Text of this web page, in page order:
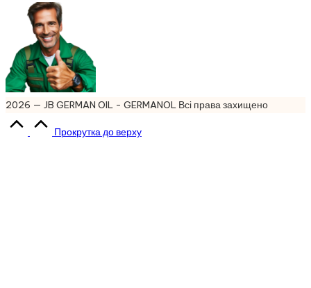
2026 — JB GERMAN OIL - GERMANOL Всі права захищено
Прокрутка до верху